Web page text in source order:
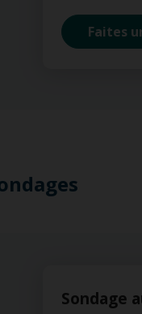
Faites
Sondage